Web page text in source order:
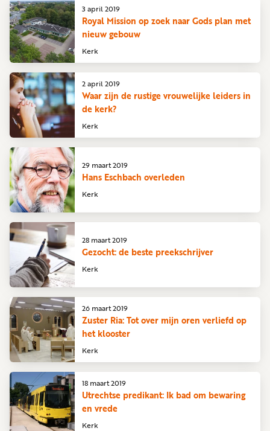
Kerk
Royal Mission op zoek naar Gods plan met
nieuw gebouw
3 april 2019
Kerk
Waar zijn de rustige vrouwelijke leiders in
de kerk?
2 april 2019
Kerk
Hans Eschbach overleden
29 maart 2019
Kerk
Gezocht: de beste preekschrijver
28 maart 2019
Kerk
Zuster Ria: Tot over mijn oren verliefd op
het klooster
26 maart 2019
Kerk
Utrechtse predikant: Ik bad om bewaring
en vrede
18 maart 2019